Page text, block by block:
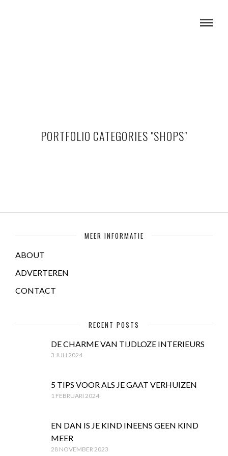
PORTFOLIO CATEGORIES "SHOPS"
EARTH MAMA ANGEL BABY
PETOZZI
MEER INFORMATIE
ABOUT
ADVERTEREN
CONTACT
RECENT POSTS
DE CHARME VAN TIJDLOZE INTERIEURS
3 JULI 2024
5 TIPS VOOR ALS JE GAAT VERHUIZEN
1 FEBRUARI 2024
EN DAN IS JE KIND INEENS GEEN KIND
MEER
28 NOVEMBER 2023